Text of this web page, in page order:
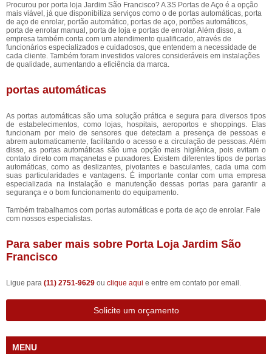
Procurou por porta loja Jardim São Francisco? A 3S Portas de Aço é a opção
mais viável, já que disponibiliza serviços como o de portas automáticas, porta
de aço de enrolar, portão automático, portas de aço, portões automáticos,
porta de enrolar manual, porta de loja e portas de enrolar. Além disso, a
empresa também conta com um atendimento qualificado, através de
funcionários especializados e cuidadosos, que entendem a necessidade de
cada cliente. Também foram investidos valores consideráveis em instalações
de qualidade, aumentando a eficiência da marca.
portas automáticas
As portas automáticas são uma solução prática e segura para diversos tipos
de estabelecimentos, como lojas, hospitais, aeroportos e shoppings. Elas
funcionam por meio de sensores que detectam a presença de pessoas e
abrem automaticamente, facilitando o acesso e a circulação de pessoas. Além
disso, as portas automáticas são uma opção mais higiênica, pois evitam o
contato direto com maçanetas e puxadores. Existem diferentes tipos de portas
automáticas, como as deslizantes, pivotantes e basculantes, cada uma com
suas particularidades e vantagens. É importante contar com uma empresa
especializada na instalação e manutenção dessas portas para garantir a
segurança e o bom funcionamento do equipamento.
Também trabalhamos com portas automáticas e porta de aço de enrolar. Fale
com nossos especialistas.
Para saber mais sobre Porta Loja Jardim São
Francisco
Ligue para (11) 2751-9629 ou clique aqui e entre em contato por email.
Solicite um orçamento
MENU